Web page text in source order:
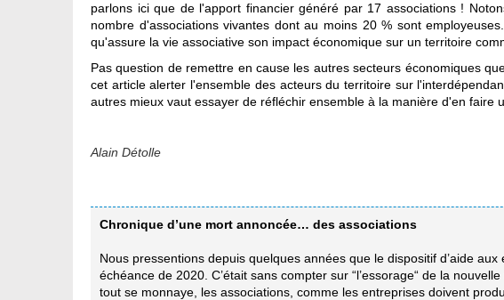
parlons ici que de l'apport financier généré par 17 associations !
nombre d'associations vivantes dont au moins 20 % sont
qu'assure la vie associative son impact économique sur un territoire
Pas question de remettre en cause les autres secteurs économiques
cet article alerter l'ensemble des acteurs du territoire sur
autres mieux vaut essayer de réfléchir ensemble à la manière d'en faire
Alain Détolle
Chronique d’une mort annoncée… des associations
Nous pressentions depuis quelques années que le dispositif d’aide
échéance de 2020. C’était sans compter sur “l’essorage“ de la
tout se monnaye, les associations, comme les entreprises doivent